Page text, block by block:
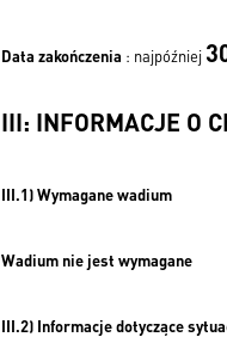
Data zakończenia : najpóźniej
III: INFORMACJE O
III.1) Wymagane wadium
Wadium nie jest wymagane
III.2) Informacje dotyczące